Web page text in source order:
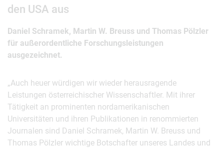
den USA aus
Daniel Schramek, Martin W. Breuss und Thomas Pölzler
für außerordentliche Forschungsleistungen
ausgezeichnet.
„Auch heuer würdigen wir wieder herausragende
Leistungen österreichischer Wissenschaftler. Mit ihrer
Tätigkeit an prominenten nordamerikanischen
Universitäten und ihren Publikationen in renommierten
Journalen sind Daniel Schramek, Martin W. Breuss und
Thomas Pölzler wichtige Botschafter unseres Landes und